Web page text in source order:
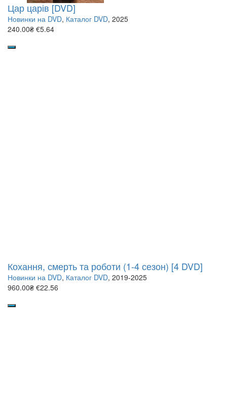
Цар царів [DVD]
Новинки на DVD, Каталог DVD, 2025
240.00₴ €5.64
Кохання, смерть та роботи (1-4 сезон) [4 DVD]
Новинки на DVD, Каталог DVD, 2019-2025
960.00₴ €22.56